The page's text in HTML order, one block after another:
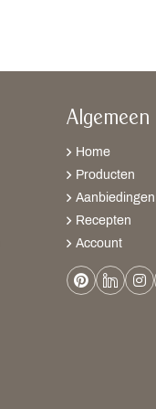
Algemeen
Home
Producten
Aanbiedingen
Recepten
Account